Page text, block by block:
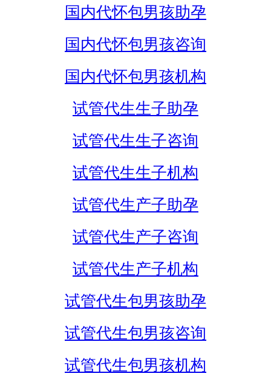
国内代怀包男孩助孕
国内代怀包男孩咨询
国内代怀包男孩机构
试管代生生子助孕
试管代生生子咨询
试管代生生子机构
试管代生产子助孕
试管代生产子咨询
试管代生产子机构
试管代生包男孩助孕
试管代生包男孩咨询
试管代生包男孩机构